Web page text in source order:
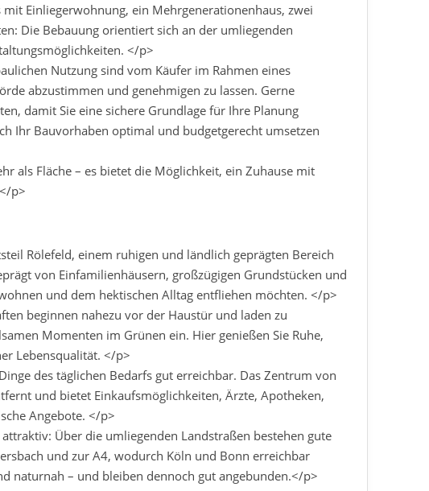
Einliegerwohnung, ein Mehrgenerationenhaus, zwei
Die Bebauung orientiert sich an der umliegenden
</p>
Nutzung sind vom Käufer im Rahmen eines
abzustimmen und genehmigen zu lassen. Gerne
damit Sie eine sichere Grundlage für Ihre Planung
Ihr Bauvorhaben optimal und budgetgerecht umsetzen
als Fläche – es bietet die Möglichkeit, ein Zuhause mit
p>
Rölefeld, einem ruhigen und ländlich geprägten Bereich
von Einfamilienhäusern, großzügigen Grundstücken und
und dem hektischen Alltag entfliehen möchten. </p>
beginnen nahezu vor der Haustür und laden zu
Momenten im Grünen ein. Hier genießen Sie Ruhe,
Lebensqualität. </p>
des täglichen Bedarfs gut erreichbar. Das Zentrum von
und bietet Einkaufsmöglichkeiten, Ärzte, Apotheken,
Angebote. </p>
Über die umliegenden Landstraßen bestehen gute
und zur A4, wodurch Köln und Bonn erreichbar
naturnah – und bleiben dennoch gut angebunden.</p>